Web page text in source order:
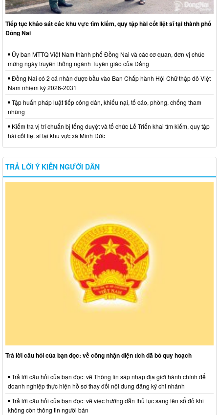
Tiếp tục khảo sát các khu vực tìm kiếm, quy tập hài cốt liệt sĩ tại thành phố
Đồng Nai
Ủy ban MTTQ Việt Nam thành phố Đồng Nai và các cơ quan, đơn vị chúc
mừng ngày truyền thống ngành Tuyên giáo của Đảng
Đồng Nai có 2 cá nhân được bầu vào Ban Chấp hành Hội Chữ thập đỏ Việt
Nam nhiệm kỳ 2026-2031
Tập huấn pháp luật tiếp công dân, khiếu nại, tố cáo, phòng, chống tham
nhũng
Kiểm tra vị trí chuẩn bị tổng duyệt và tổ chức Lễ Triển khai tìm kiếm, quy tập
hài cốt liệt sĩ tại khu vực xã Minh Đức
TRẢ LỜI Ý KIẾN NGƯỜI DÂN
Trả lời câu hỏi của bạn đọc: về công nhận diện tích đã bỏ quy hoạch
Trả lời câu hỏi của bạn đọc: về Thông tin sáp nhập địa giới hành chính để
doanh nghiệp thực hiện hồ sơ thay đổi nội dung đăng ký chi nhánh
Trả lời câu hỏi của bạn đọc: về việc hướng dẫn thủ tục sang tên sổ đỏ khi
không còn thông tin người bán